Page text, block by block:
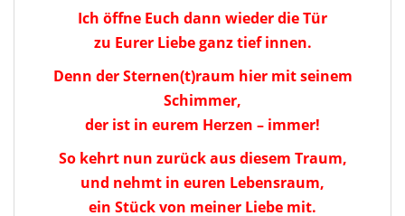
Ich öffne Euch dann wieder die Tür
zu Eurer Liebe ganz tief innen.
Denn der Sternen(t)raum hier mit seinem
Schimmer,
der ist in eurem Herzen – immer!
So kehrt nun zurück aus diesem Traum,
und nehmt in euren Lebensraum,
ein Stück von meiner Liebe mit.